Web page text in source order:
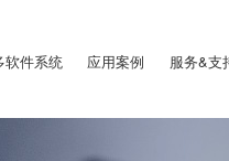
软件系统 应用案例 服务&支